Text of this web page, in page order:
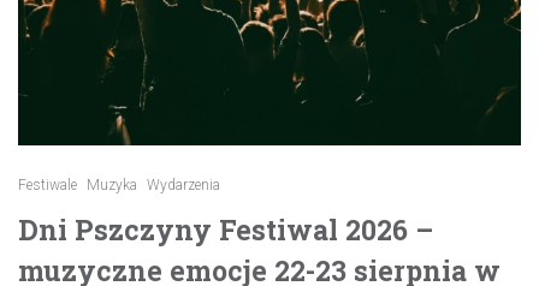
Festiwale Muzyka Wydarzenia
Dni Pszczyny Festiwal 2026 –
muzyczne emocje 22-23 sierpnia w